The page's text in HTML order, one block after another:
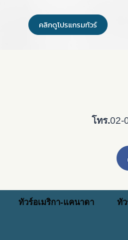
คลิกดูโปรแกรมทัวร์
โทร.02-
ทัวร์อเมริกา-แคนาดา ทั